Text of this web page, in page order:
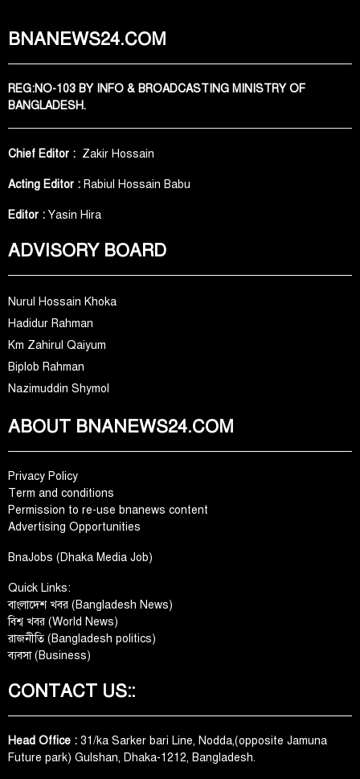
BNANEWS24.COM
REG:NO-103 BY INFO & BROADCASTING MINISTRY OF
BANGLADESH.
Chief Editor : Zakir Hossain
Acting Editor : Rabiul Hossain Babu
Editor : Yasin Hira
ADVISORY BOARD
Nurul Hossain Khoka
Hadidur Rahman
Km Zahirul Qaiyum
Biplob Rahman
Nazimuddin Shymol
ABOUT BNANEWS24.COM
Privacy Policy
Term and conditions
Permission to re-use bnanews content
Advertising Opportunities
BnaJobs (Dhaka Media Job)
Quick Links:
বাংলাদেশ খবর (Bangladesh News)
বিশ্ব খবর (World News)
রাজনীতি (Bangladesh politics)
ব্যবসা (Business)
CONTACT US::
Head Office : 31/ka Sarker bari Line, Nodda,(opposite Jamuna
Future park) Gulshan, Dhaka-1212, Bangladesh.